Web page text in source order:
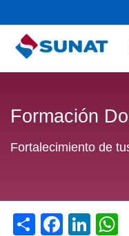
Formación
Fortalecimiento de
Share